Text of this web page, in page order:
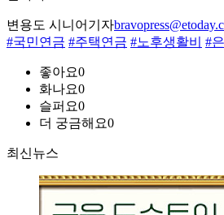
변용도 시니어기자
#국민연금 #주택연금 #노후생활비 #
좋아요0
화나요0
슬퍼요0
더 궁금해요0
최신뉴스